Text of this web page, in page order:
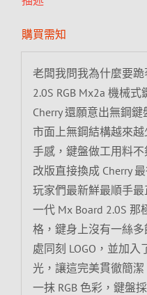
購買需知
老闆我問我為什麼要跪
2.0S RGB Mx2a 機械
Cherry 還願意出無鋼
市面上無鋼結構越來
手感，鍵盤做工用料
改版直接換成 Cherry
玩家們最新鮮最順手
一代 Mx Board 2.0S 那
格，鍵身上沒有一絲
處同刻 LOGO，並加入
光，讓這完美貫徹簡
一抹 RGB 色彩，鍵盤